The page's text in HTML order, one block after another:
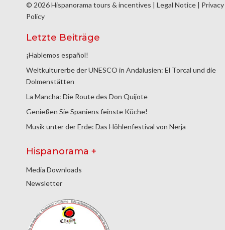
© 2026 Hispanorama tours & incentives | Legal Notice | Privacy
Policy
Letzte Beiträge
¡Hablemos español!
Weltkulturerbe der UNESCO in Andalusien: El Torcal und die
Dolmenstätten
La Mancha: Die Route des Don Quijote
Genießen Sie Spaniens feinste Küche!
Musik unter der Erde: Das Höhlenfestival von Nerja
Hispanorama +
Media Downloads
Newsletter